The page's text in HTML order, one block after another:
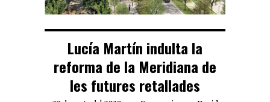
Lucía Martín indulta la
reforma de la Meridiana de
les futures retallades